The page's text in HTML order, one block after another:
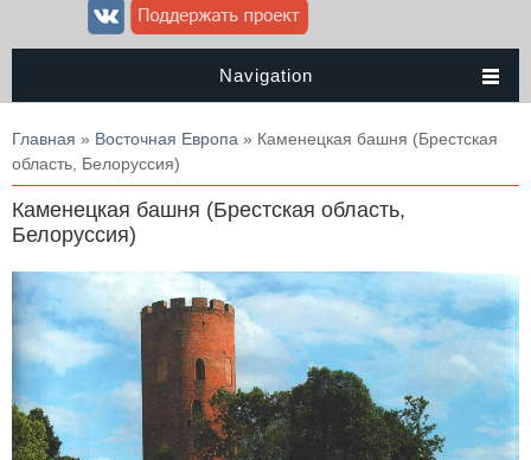
Navigation
Вы здесь
Главная » Восточная Европа » Каменецкая башня (Брестская
область, Белоруссия)
Каменецкая башня (Брестская область,
Белоруссия)